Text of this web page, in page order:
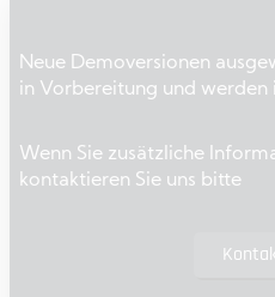
Neue Demoversionen
in Vorbereitung und werden
Wenn Sie zusätzliche
kontaktieren Sie uns bitte